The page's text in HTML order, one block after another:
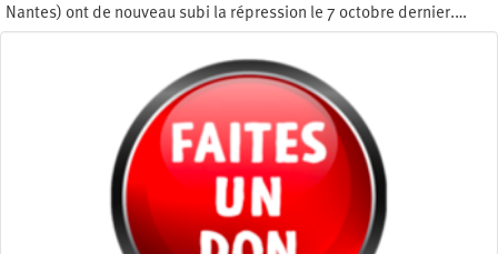
Nantes) ont de nouveau subi la répression le 7 octobre dernier.…